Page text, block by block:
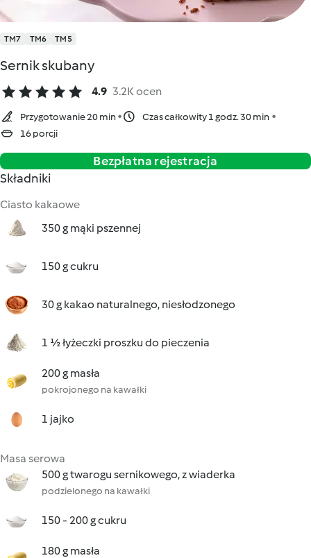
TM7 TM6 TM5
Sernik skubany
4.9 3.2K ocen
Przygotowanie 20 min
Czas całkowity 1 godz. 30 min
16 porcji
Bezpłatna rejestracja
Składniki
Ciasto kakaowe
350 g mąki pszennej
150 g cukru
30 g kakao naturalnego, niesłodzonego
1 ½ łyżeczki proszku do pieczenia
200 g masła
pokrojonego na kawałki
1 jajko
Masa serowa
500 g twarogu sernikowego, z wiaderka
podzielonego na kawałki
150 - 200 g cukru
180 g masła